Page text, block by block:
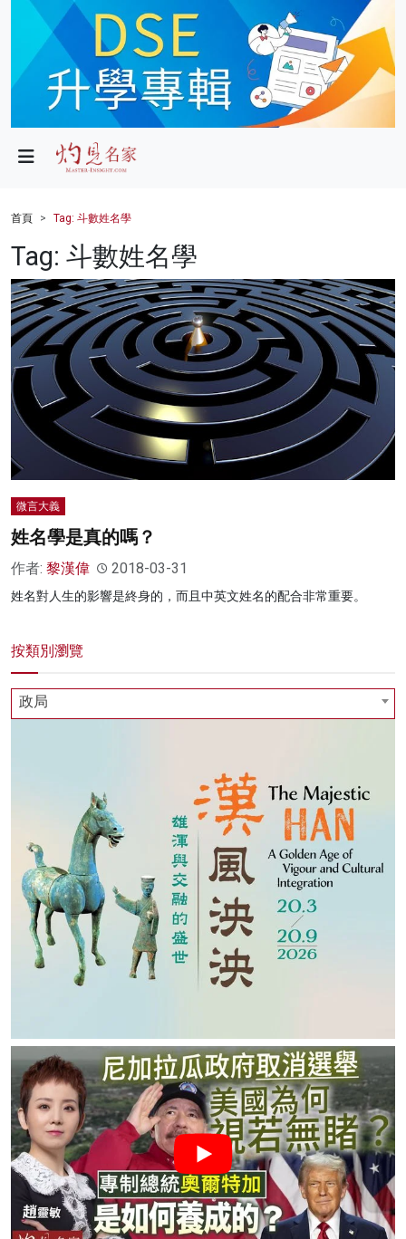
政局
財經
健康
商業
科技
影片
名家榜
灼見活動
關於我們
首頁 Tag: 斗數姓名學
Tag: 斗數姓名學
微言大義
姓名學是真的嗎？
作者: 黎漢偉 2018-03-31
姓名對人生的影響是終身的，而且中英文姓名的配合非常重要。
按類別瀏覽
政局